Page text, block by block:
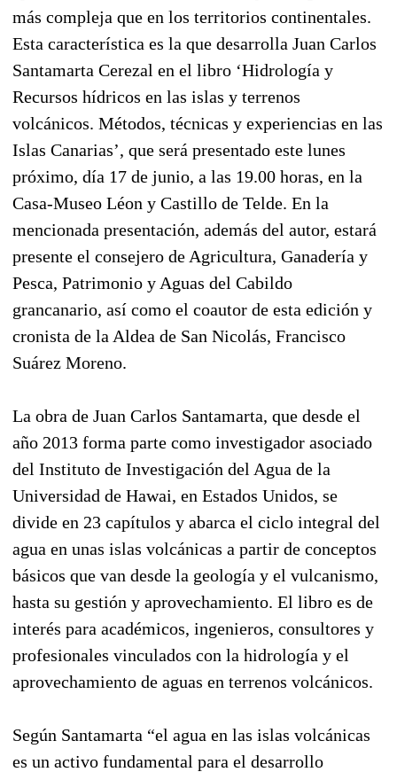
más compleja que en los territorios continentales.
Esta característica es la que desarrolla Juan Carlos
Santamarta Cerezal en el libro ‘Hidrología y
Recursos hídricos en las islas y terrenos
volcánicos. Métodos, técnicas y experiencias en las
Islas Canarias’, que será presentado este lunes
próximo, día 17 de junio, a las 19.00 horas, en la
Casa-Museo Léon y Castillo de Telde. En la
mencionada presentación, además del autor, estará
presente el consejero de Agricultura, Ganadería y
Pesca, Patrimonio y Aguas del Cabildo
grancanario, así como el coautor de esta edición y
cronista de la Aldea de San Nicolás, Francisco
Suárez Moreno.
La obra de Juan Carlos Santamarta, que desde el
año 2013 forma parte como investigador asociado
del Instituto de Investigación del Agua de la
Universidad de Hawai, en Estados Unidos, se
divide en 23 capítulos y abarca el ciclo integral del
agua en unas islas volcánicas a partir de conceptos
básicos que van desde la geología y el vulcanismo,
hasta su gestión y aprovechamiento. El libro es de
interés para académicos, ingenieros, consultores y
profesionales vinculados con la hidrología y el
aprovechamiento de aguas en terrenos volcánicos.
Según Santamarta “el agua en las islas volcánicas
es un activo fundamental para el desarrollo